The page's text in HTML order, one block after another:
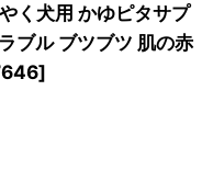
く犬用 かゆピタサプ
ブル ブツブツ 肌の赤
]